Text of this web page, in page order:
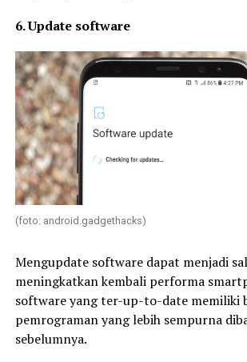
6. Update software
(foto: android.gadgethacks)
Mengupdate software dapat menjadi
meningkatkan kembali performa
software yang ter-up-to-date memiliki
pemrograman yang lebih sempurna
sebelumnya.